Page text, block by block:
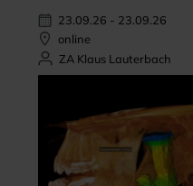
23.09.26 - 23.09.26
online
ZA Klaus Lauterbach